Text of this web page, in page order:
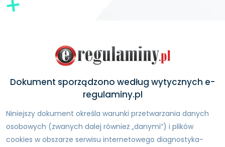
Dokument sporządzono według wytycznych e-
regulaminy.pl
Niniejszy dokument określa warunki przetwarzania danych
osobowych (zwanych dalej również „danymi”) i plików
cookies w obszarze serwisu internetowego diagnostyka-